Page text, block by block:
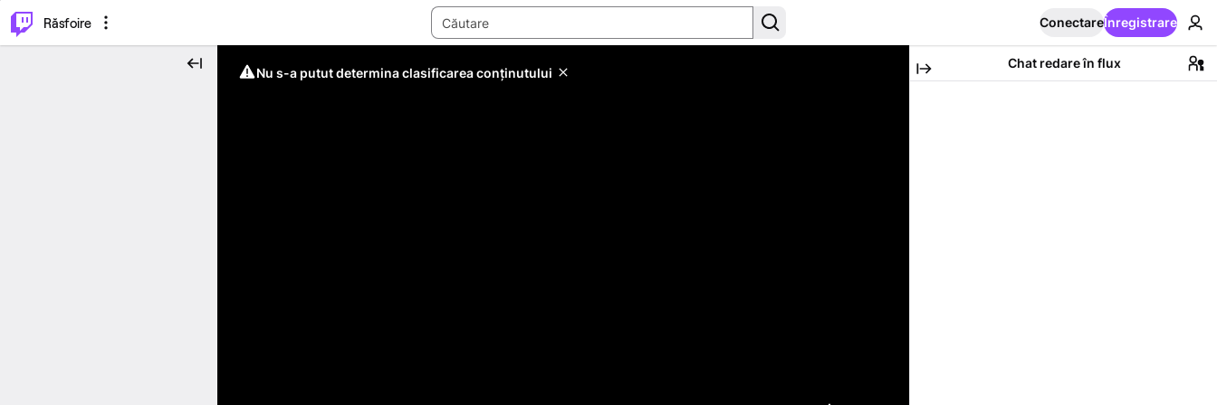
Răsfoire
ConectareÎnregistrare
Nu s-a putut determina clasificarea conținutului
Chat redare în flux